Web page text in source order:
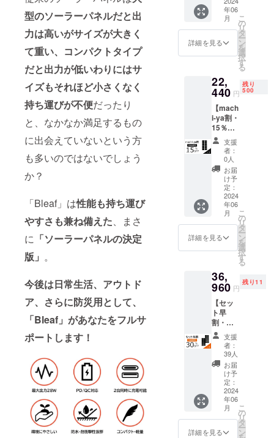
型のソーラーパネルだと出
力は高いがサイズが大きく
て重い、コンパクトタイプ
だと出力が低いわりにはサ
イズもそれほど小さくなく
持ち運びが不便だったり
と、なかなか満足するもの
に出会えていないという方
も多いのではないでしょう
か？
「Bleaf」は性能も持ち運び
やすさも兼ね備えた、まさ
に 「ソーラーパネルの決定
版」 。
今後は日常生活、アウトド
ア、さらに防災用として、
「Bleaf」があなたをフルサ
ポートします！
り豊かにす
るお手伝い
ができれば
幸いです。
今後ともご
ますよう、
よろしくお
願い申し上
げます。
価格
26,400
円（消
費税込
み）→
21,120
費税・
送料込
み）
【内
容】
■Bleaf
ソー
ラーパ
ネル×1
■収納
ポーチ
×1 ■カ
ラビナ
×4 ■日
本語取
扱説明
書×1 ※
上回っ
た場
合、製
造工程
上の都
合等に
より出
荷時期
が遅れ
る場合
がござ
いま
す。予
めご了
承くだ
さい。
※開発中
年06
月
詳細を見る
こ
の
リ
タ
ー
ン
を
選
択
す
る
22,
440 円
残り
500
【mach
i-ya割・
15％OF
F】
Bleaf
ソー
ラーパ
ネル × 1
一般販
売予定
価格
26,400
円（消
費税込
み）→
22,440
費税・
送料込
み）
【内
容】
■Bleaf
ソー
ラーパ
ネル×1
■収納
ポーチ
×1 ■カ
ラビナ
×4 ■日
本語取
扱説明
書×1 ※
支援
者：
0人
お届
け予
定：
2024
年06
月
詳細を見る
こ
の
リ
タ
ー
ン
を
選
択
す
る
36,
960 円
残り11
【セッ
ト早
割・
30％OF
F】
Bleaf
ソー
ラーパ
ネル × 2
一般販
売予定
価格
52,800
円（消
支援
者：
39人
お届
け予
定：
2024
年06
月
詳細を見る
こ
の
リ
タ
ー
ン